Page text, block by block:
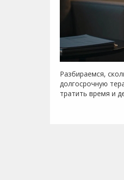
Разбираемся,
долгосрочную
тратить время и